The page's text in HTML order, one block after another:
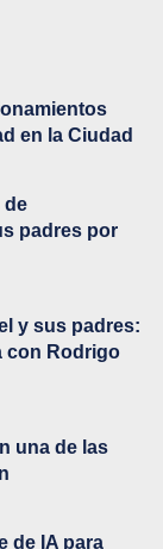
en la Ciudad
de
padres por
y sus padres:
con Rodrigo
una de las
de IA para